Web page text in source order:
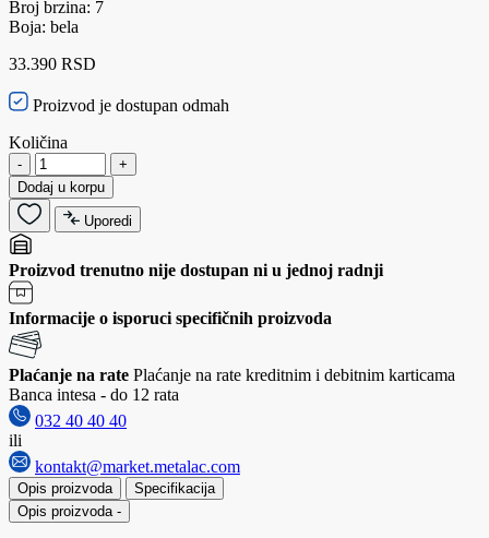
Broj brzina: 7
Boja: bela
33.390 RSD
Proizvod je dostupan odmah
Količina
-
+
Dodaj u korpu
Uporedi
Proizvod trenutno nije dostupan ni u jednoj radnji
Informacije o isporuci specifičnih proizvoda
Plaćanje na rate Plaćanje na rate kreditnim i debitnim karticama
Banca intesa - do 12 rata
032 40 40 40
ili
kontakt@market.metalac.com
Opis proizvoda
Specifikacija
Opis proizvoda -